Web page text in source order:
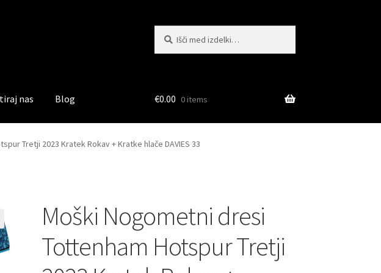
nas Blog €0.00 0 items
Tretji 2023 Kratek Rokav + Kratke hlače DAVIES 33
Moški Nogometni dresi
Tottenham Hotspur Tretji